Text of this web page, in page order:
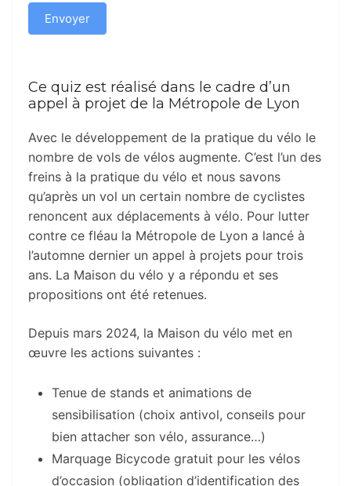
Envoyer
Ce quiz est réalisé dans le cadre d’un
appel à projet de la Métropole de Lyon
Avec le développement de la pratique du vélo le
nombre de vols de vélos augmente. C’est l’un des
freins à la pratique du vélo et nous savons
qu’après un vol un certain nombre de cyclistes
renoncent aux déplacements à vélo. Pour lutter
contre ce fléau la Métropole de Lyon a lancé à
l’automne dernier un appel à projets pour trois
ans. La Maison du vélo y a répondu et ses
propositions ont été retenues.
Depuis mars 2024, la Maison du vélo met en
œuvre les actions suivantes :
Tenue de stands et animations de
sensibilisation (choix antivol, conseils pour
bien attacher son vélo, assurance…)
Marquage Bicycode gratuit pour les vélos
d’occasion (obligation d’identification des